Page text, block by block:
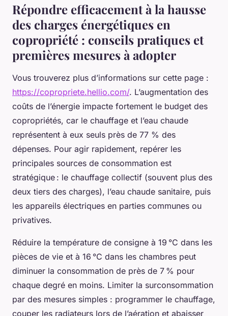
Répondre efficacement à la hausse
des charges énergétiques en
copropriété : conseils pratiques et
premières mesures à adopter
Vous trouverez plus d’informations sur cette page :
https://copropriete.hellio.com/. L’augmentation des
coûts de l’énergie impacte fortement le budget des
copropriétés, car le chauffage et l’eau chaude
représentent à eux seuls près de 77 % des
dépenses. Pour agir rapidement, repérer les
principales sources de consommation est
stratégique : le chauffage collectif (souvent plus des
deux tiers des charges), l’eau chaude sanitaire, puis
les appareils électriques en parties communes ou
privatives.
Réduire la température de consigne à 19 °C dans les
pièces de vie et à 16 °C dans les chambres peut
diminuer la consommation de près de 7 % pour
chaque degré en moins. Limiter la surconsommation
par des mesures simples : programmer le chauffage,
couper les radiateurs lors de l’aération et abaisser